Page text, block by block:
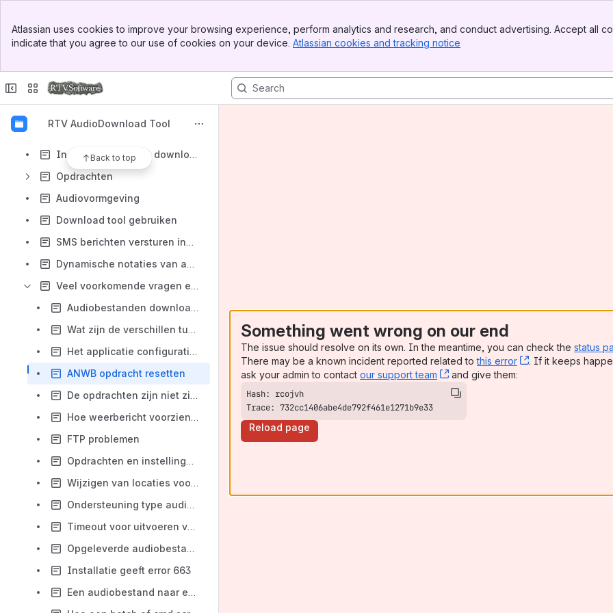
Top Bar
Sidebar
Atlassian uses cookies to improve your browsing experience, perform analytics and research, and conduct advertising. Accept all
indicate that you agree to our use of cookies on your device. Atlassian cookies and tracking notice
RTV AudioDownload Tool
Back to top
Results will update as you type.
Applicatie instellingen
Instructies voor het downloaden van nieuwsbulletins
Opdrachten
Audiovormgeving
Download tool gebruiken
SMS berichten versturen indien de opdracht mislukt
Dynamische notaties van audiobestanden
Veel voorkomende vragen en problemen
Audiobestanden downloaden met FTPES, FTPS of SFTP
Wat zijn de verschillen tussen freeware en professional edities
Het applicatie configuratiebestand
ANWB opdracht resetten
De opdrachten zijn niet zichtbaar
Hoe weerbericht voorzien van eigen filler of pingles tussen ieder nieuwsbericht
FTP problemen
Opdrachten en instellingen kopiëren naar nieuwe installatie of voor backup
Wijzigen van locaties voor bestanden
Ondersteuning type audiobestanden
Timeout voor uitvoeren van opdracht
Opgeleverde audiobestand is mono (vormgeving is stereo)
Installatie geeft error 663
Een audiobestand naar een FTP server uploaden
Something went wrong on our end
The issue should resolve on its own. In the meantime, you can check the status
There may be a known incident reported related tothis error , (opens new
. If it keeps
ask your admin to contact our support team , (opens new window)
and give them:
Trace: 732cc1406abe4de792f461e1271b9e33
Reload page